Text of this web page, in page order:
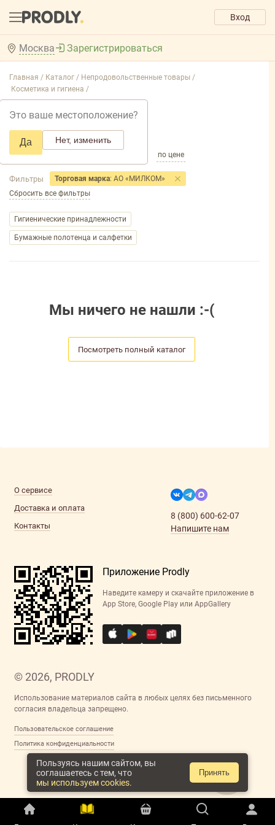
Пользуясь нашим сайтом, вы
соглашаетесь с тем, что
мы используем cookies.
Принять
Вход
Москва
Это ваше местоположение?
Да Нет, изменить
Зарегистрироваться
Главная / Каталог / Непродовольственные товары /
Косметика и гигиена /
Добавить фильтр товаров
по популярности по цене
Фильтры Торговая марка: АО «МИЛКОМ»
Сбросить все фильтры
Гигиенические принадлежности
Бумажные полотенца и салфетки
Мы ничего не нашли :-(
Посмотреть полный каталог
© 2026, PRODLY
Использование материалов сайта в любых целях без письменного
согласия владельца запрещено.
Пользовательское соглашение
Политика конфиденциальности
О сервисе
Доставка и оплата
Контакты
8 (800) 600-62-07
Напишите нам
Приложение Prodly
Наведите камеру и скачайте приложение в
App Store, Google Play или AppGallery